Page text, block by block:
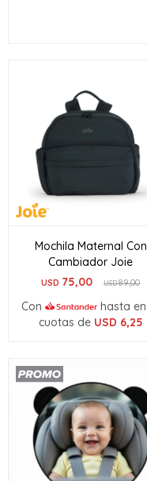
Mochila Maternal Con
Cambiador Joie
USD 75,00 USD89,00
Con hasta en
cuotas de USD 6,25